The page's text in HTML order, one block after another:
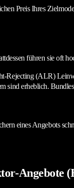
Preis Ihres
führen sie oft
Rejecting (ALR)
erheblich.
eines Angebots
Angebote